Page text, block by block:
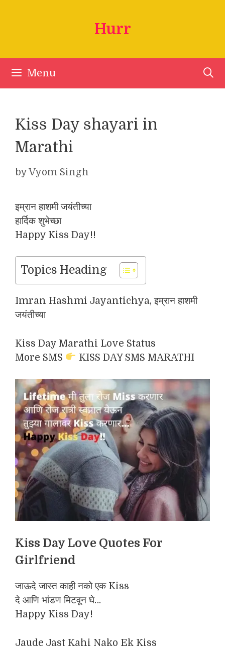
Hurr
Menu
Kiss Day shayari in
Marathi
byVyom Singh
इम्रान हाशमी जयंतीच्या
हार्दिक शुभेच्छा
Happy Kiss Day!!
Topics Heading
Imran Hashmi Jayantichya, इम्रान हाशमी
जयंतीच्या
Kiss Day Marathi Love Status
More SMS
KISS DAY SMS MARATHI
Kiss Day Love Quotes For
Girlfriend
जाऊदे जास्त काही नको एक Kiss
दे आणि भांडण मिटवून घे…
Happy Kiss Day!
Jaude Jast Kahi Nako Ek Kiss